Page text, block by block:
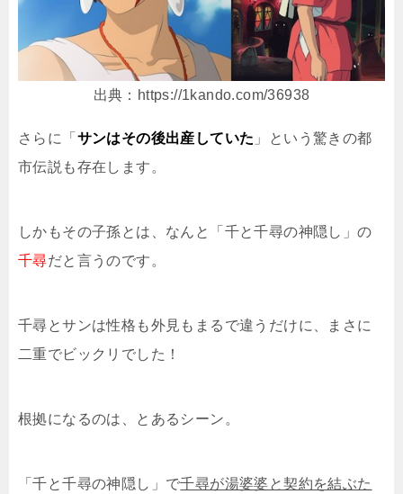
出典：https://1kando.com/36938
さらに「 サンはその後出産していた 」という驚きの都
市伝説も存在します。
しかもその子孫とは、なんと「千と千尋の神隠し」の
千尋だと言うのです。
千尋とサンは性格も外見もまるで違うだけに、まさに
二重でビックリでした！
根拠になるのは、とあるシーン。
「千と千尋の神隠し」で千尋が湯婆婆と契約を結ぶた